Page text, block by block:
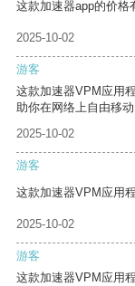
这款加速器app的价格
2025-10-02
游客
这款加速器VPM应用
助你在网络上自由移动
2025-10-02
游客
这款加速器VPM应用
2025-10-02
游客
这款加速器VPM应用